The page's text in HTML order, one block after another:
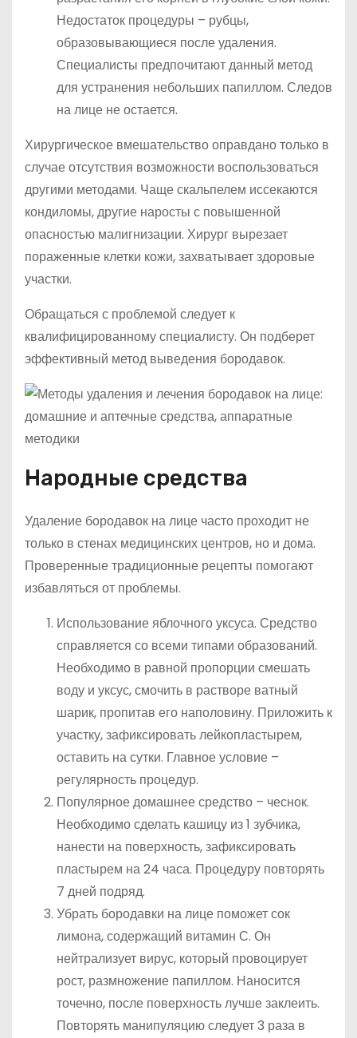
Недостаток процедуры – рубцы,
образовывающиеся после удаления.
Специалисты предпочитают данный метод
для устранения небольших папиллом. Следов
на лице не остается.
Хирургическое вмешательство оправдано только в
случае отсутствия возможности воспользоваться
другими методами. Чаще скальпелем иссекаются
кондиломы, другие наросты с повышенной
опасностью малигнизации. Хирург вырезает
пораженные клетки кожи, захватывает здоровые
участки.
Обращаться с проблемой следует к
квалифицированному специалисту. Он подберет
эффективный метод выведения бородавок.
Народные средства
Удаление бородавок на лице часто проходит не
только в стенах медицинских центров, но и дома.
Проверенные традиционные рецепты помогают
избавляться от проблемы.
Использование яблочного уксуса. Средство
справляется со всеми типами образований.
Необходимо в равной пропорции смешать
воду и уксус, смочить в растворе ватный
шарик, пропитав его наполовину. Приложить к
участку, зафиксировать лейкопластырем,
оставить на сутки. Главное условие –
регулярность процедур.
Популярное домашнее средство – чеснок.
Необходимо сделать кашицу из 1 зубчика,
нанести на поверхность, зафиксировать
пластырем на 24 часа. Процедуру повторять
7 дней подряд.
Убрать бородавки на лице поможет сок
лимона, содержащий витамин С. Он
нейтрализует вирус, который провоцирует
рост, размножение папиллом. Наносится
точечно, после поверхность лучше заклеить.
Повторять манипуляцию следует 3 раза в